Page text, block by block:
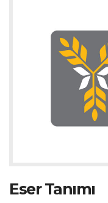
Eser Tanımı